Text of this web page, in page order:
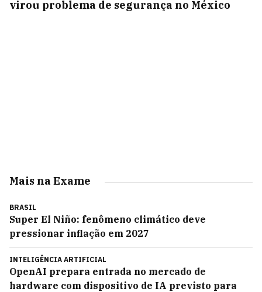
virou problema de segurança no México
Mais na Exame
BRASIL
Super El Niño: fenômeno climático deve
pressionar inflação em 2027
INTELIGÊNCIA ARTIFICIAL
OpenAI prepara entrada no mercado de
hardware com dispositivo de IA previsto para